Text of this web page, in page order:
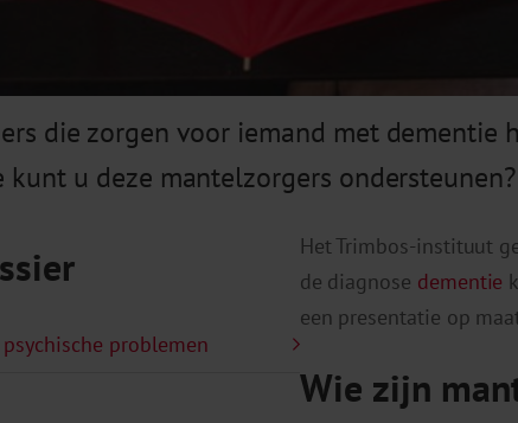
die zorgen voor iemand met
kunt u deze mantelzorgers ondersteunen?
problemen
Het Trimbos-instituut
de diagnose dementie
een presentatie op
Wie zijn